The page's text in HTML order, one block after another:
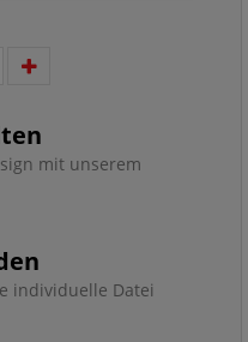
mit unserem
individuelle Datei